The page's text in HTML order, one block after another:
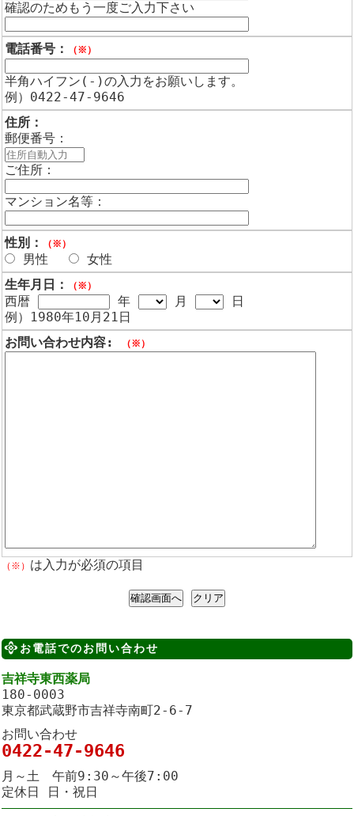
確認のためもう一度ご入力下さい
電話番号： （※）
半角ハイフン(-)の入力をお願いします。
例）0422-47-9646
住所：
郵便番号：
ご住所：
マンション名等：
性別： （※）
男性
女性
生年月日：
（※）
西暦 年 月
日
例）1980年10月21日
お問い合わせ内容:
（※）
（※） は入力が必須の項目
お電話でのお問い合わせ
吉祥寺東西薬局
180-0003
東京都武蔵野市吉祥寺南町2-6-7
お問い合わせ
0422-47-9646
月～土 午前9:30～午後7:00
定休日 日・祝日